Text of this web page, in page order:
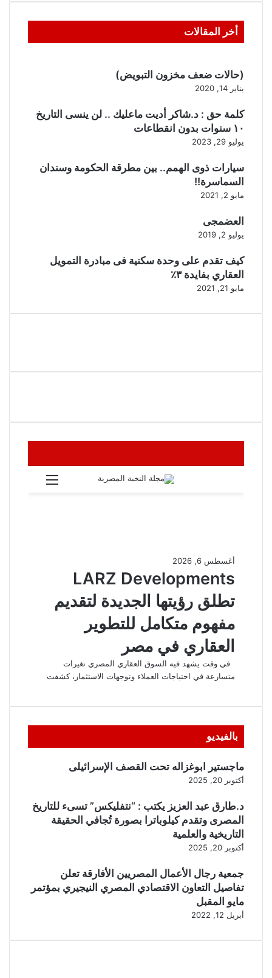
أخر المقالات
(حالات ضعف مخزون التبويض)
يناير 14, 2020
كلمة حق : د.شاكر أديت ماعليك .. لن ينسى التاريخ
١٠ سنوات بدون انقطاعات
يوليو 29, 2023
سيارات ذوى الهمم.. بين مطرقة الحكومة وسندان
السماسرة!!
مايو 2, 2021
العضمجى
يوليو 2, 2019
كيف تقدم على وحدة سكنية فى مبادرة التمويل
العقاري بفايدة ٣٪
مايو 21, 2021
بالفيديو
ماجستير ابوغزاله تحت القصف الإسرائيلى
أكتوبر 20, 2025
د.طارق عبد العزيز يكتب : “نتفليكس” تسىء للتاريخ
المصرى وتقدم كيلوباترا بصورة تُجافي الحقيقة
التاريخية والعلمية
أكتوبر 20, 2025
جمعية رجال الأعمال المصريين الأفارقة تعلن
تفاصيل التعاون الاقتصادي المصري النيجيري بمؤتمر
مايو المقبل
أبريل 12, 2022